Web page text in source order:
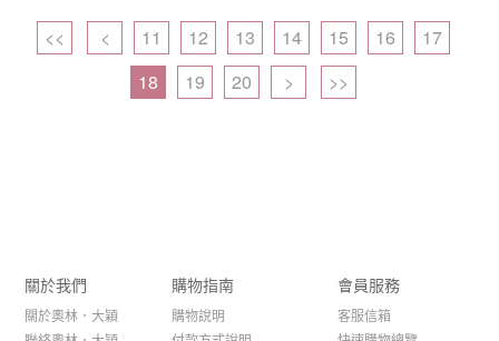
<< < 11 12 13 14 15 16
17
18
19 20 > >>
關於我們
關於奧林．大穎
購物指南
購物說明
會員服務
客服信箱